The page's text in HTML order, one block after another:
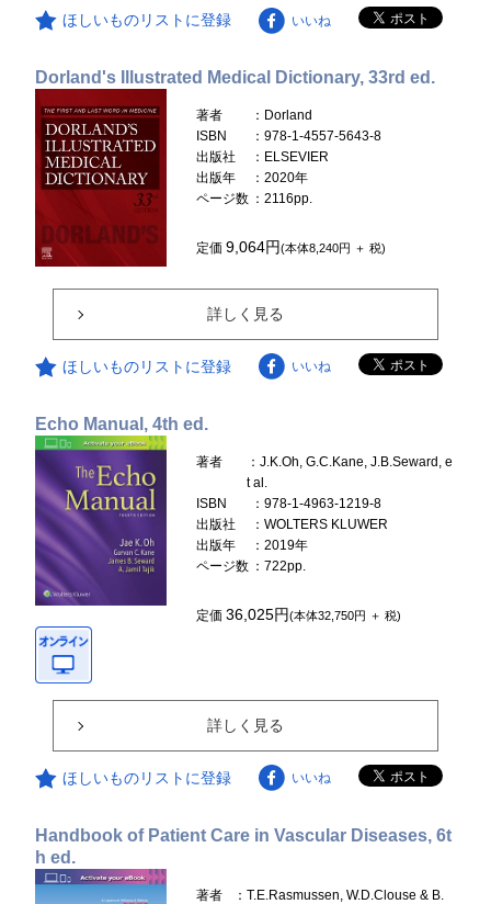
ほしいものリストに登録 いいね
Dorland's Illustrated Medical Dictionary, 33rd ed.
著者
：Dorland
ISBN
：978-1-4557-5643-8
出版社
：ELSEVIER
出版年
：2020年
ページ数 ：2116pp.
定価9,064円(本体8,240円 ＋ 税)
詳しく見る
ほしいものリストに登録 いいね
Echo Manual, 4th ed.
著者
：J.K.Oh, G.C.Kane, J.B.Seward, e
t al.
ISBN
：978-1-4963-1219-8
出版社
：WOLTERS KLUWER
出版年
：2019年
ページ数 ：722pp.
定価36,025円(本体32,750円 ＋ 税)
詳しく見る
ほしいものリストに登録 いいね
Handbook of Patient Care in Vascular Diseases, 6t
h ed.
著者
：T.E.Rasmussen, W.D.Clouse & B.